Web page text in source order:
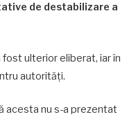
de destabilizare a
ulterior eliberat, iar în
autorități.
acesta nu s-a prezentat